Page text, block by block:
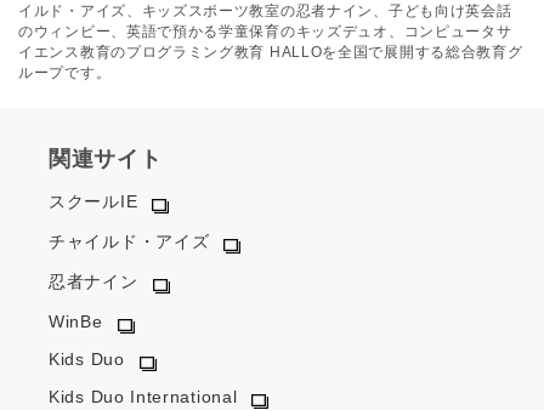
イルド・アイズ、キッズスポーツ教室の忍者ナイン、子ども向け英会話
のウィンビー、英語で預かる学童保育のキッズデュオ、コンピュータサ
イエンス教育のプログラミング教育 HALLOを全国で展開する総合教育グ
ループです。
関連サイト
スクールIE
チャイルド・アイズ
忍者ナイン
WinBe
Kids Duo
Kids Duo International